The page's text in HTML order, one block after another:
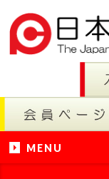
MENU